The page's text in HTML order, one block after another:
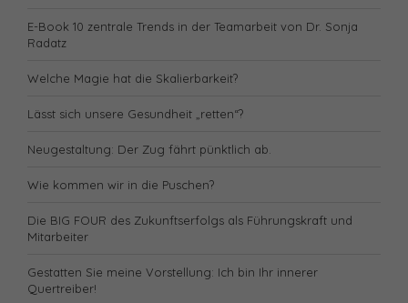
E-Book 10 zentrale Trends in der Teamarbeit von Dr. Sonja
Radatz
Welche Magie hat die Skalierbarkeit?
Lässt sich unsere Gesundheit „retten“?
Neugestaltung: Der Zug fährt pünktlich ab.
Wie kommen wir in die Puschen?
Die BIG FOUR des Zukunftserfolgs als Führungskraft und
Mitarbeiter
Gestatten Sie meine Vorstellung: Ich bin Ihr innerer
Quertreiber!